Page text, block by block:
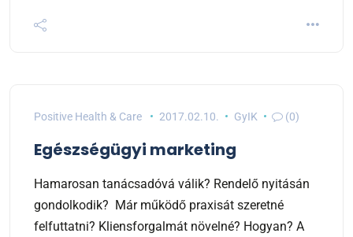
Positive Health & Care 2017.02.10. GyIK (0)
Egészségügyi marketing
Hamarosan tanácsadóvá válik? Rendelő nyitásán
gondolkodik? Már működő praxisát szeretné
felfuttatni? Kliensforgalmát növelné? Hogyan? A